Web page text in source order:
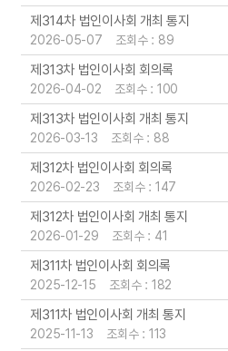
제314차 법인이사회 개최 통지
2026-05-07 조회수 : 89
제313차 법인이사회 회의록
2026-04-02 조회수 : 100
제313차 법인이사회 개최 통지
2026-03-13 조회수 : 88
제312차 법인이사회 회의록
2026-02-23 조회수 : 147
제312차 법인이사회 개최 통지
2026-01-29 조회수 : 41
제311차 법인이사회 회의록
2025-12-15 조회수 : 182
제311차 법인이사회 개최 통지
2025-11-13 조회수 : 113